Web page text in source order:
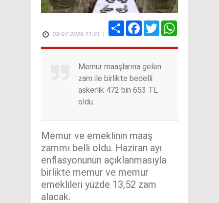
03-07-2026 11:21 |
Share FacebookTwitter
Memur maaşlarına gelen
zam ile birlikte bedelli
askerlik 472 bin 653 TL
oldu.
Memur ve emeklinin maaş
zammı belli oldu. Haziran ayı
enflasyonunun açıklanmasıyla
birlikte memur ve memur
emeklileri yüzde 13,52 zam
alacak.